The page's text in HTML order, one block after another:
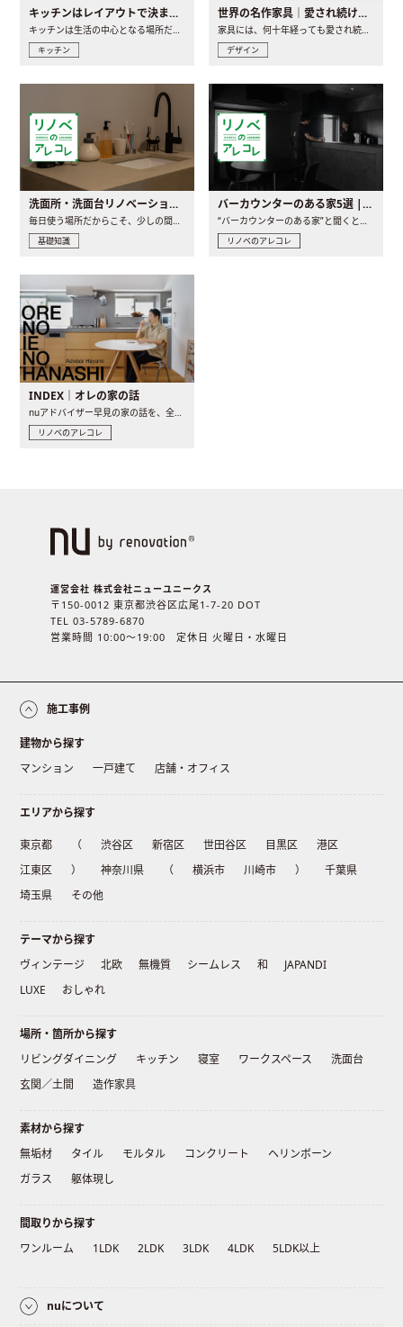
キッチンはレイアウトで決まる。後悔しないための考え方と選び方
キッチン
世界の名作家具｜愛され続ける理由と一生モノとの出会い方
デザイン
洗面所・洗面台リノベーションの事例と間取りアイデア
毎日使う場所だからこそ、少しの間取りの工夫や素材の選び方で..
基礎知識
バーカウンターのある家5選 | 日常に馴染む“距離の近い”キッチンとは
“バーカウンターのある家”と聞くと、少し特別な、大人のための..
リノベのアレコレ
INDEX｜オレの家の話
リノベのアレコレ
運営会社 株式会社ニューユニークス
〒150-0012 東京都渋谷区広尾1-7-20 DOT
TEL 03-5789-6870
営業時間 10:00〜19:00 定休日 火曜日・水曜日
施工事例
建物から探す
マンション
一戸建て 店舗・オフィス
エリアから探す
東京都 （ 渋谷区 新宿区 世田谷区 目黒区
港区
江東区
） 神奈川県 （ 横浜市 川崎市 ）
千葉県
埼玉県
その他
テーマから探す
ヴィンテージ
北欧 無機質 シームレス 和
JAPANDI
LUXE
おしゃれ
場所・箇所から探す
リビングダイニング
キッチン 寝室 ワークスペース
洗面台
玄関／土間
造作家具
素材から探す
無垢材
タイル モルタル コンクリート
ヘリンボーン
ガラス
躯体現し
間取りから探す
ワンルーム
1LDK 2LDK 3LDK 4LDK 5LDK以上
nuについて